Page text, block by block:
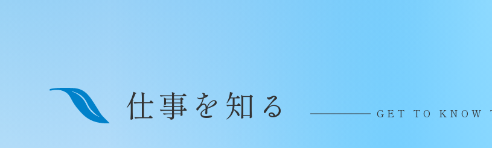
仕事を知る GET TO KNOW